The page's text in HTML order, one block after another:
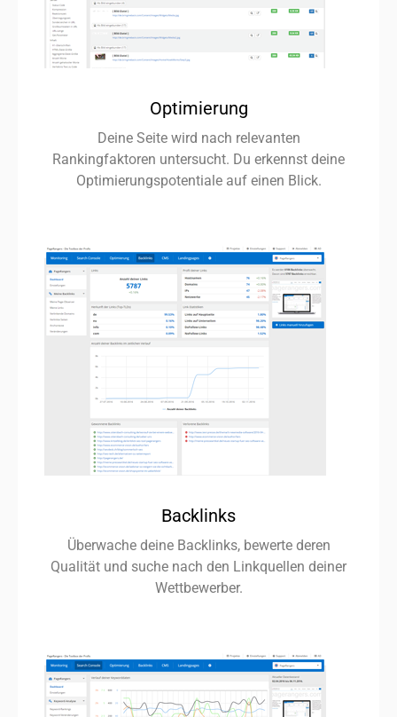
Optimierung
Deine Seite wird nach relevanten
Rankingfaktoren untersucht. Du erkennst deine
Optimierungspotentiale auf einen Blick.
Backlinks
Überwache deine Backlinks, bewerte deren
Qualität und suche nach den Linkquellen deiner
Wettbewerber.